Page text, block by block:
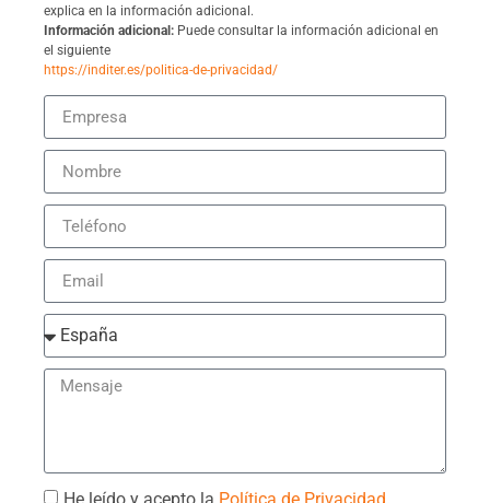
explica en la información adicional.
Información adicional: Puede consultar la información adicional en
el siguiente
https://inditer.es/politica-de-privacidad/
He leído y acepto la Política de Privacidad.